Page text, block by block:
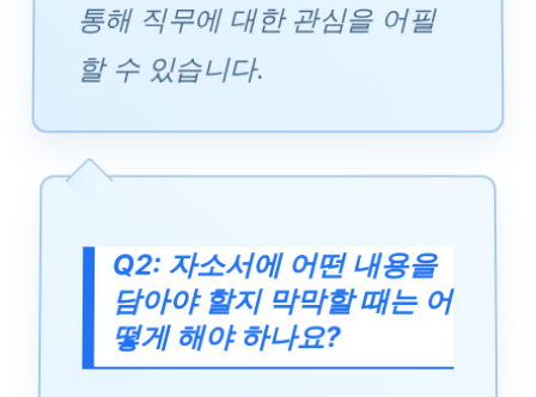
통해 직무에 대한 관심을 어필
할 수 있습니다.
Q2: 자소서에 어떤 내용을
담아야 할지 막막할 때는 어
떻게 해야 하나요?